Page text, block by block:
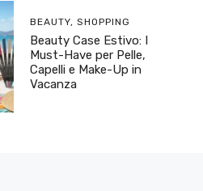
BEAUTY, SHOPPING
Beauty Case Estivo: I
Must-Have per Pelle,
Capelli e Make-Up in
Vacanza